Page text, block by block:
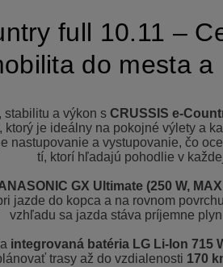
full 10.11 –
do mesta a
stabilitu a výkon s CRUSSIS e-
ktorý je ideálny na pokojné výlety a
nastupovanie a vystupovanie, čo
tí, ktorí hľadajú pohodlie v
GX Ultimate (250 W, MAX
jazde do kopca a na rovnom
vzhľadu sa jazda stáva príjemne
integrovaná batéria LG Li-Ion 715
trasy až do vzdialenosti 170